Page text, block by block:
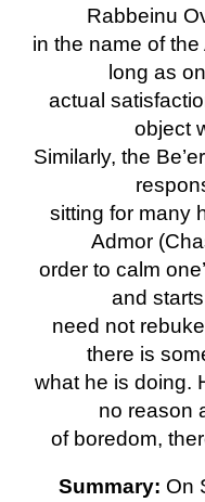
Rabbeinu
in the name of
long as
actual
object
Similarly, the
sitting for many
Admor
order to calm
and
need not
there is
what he is doing.
no reason
of boredom,
Summary: On